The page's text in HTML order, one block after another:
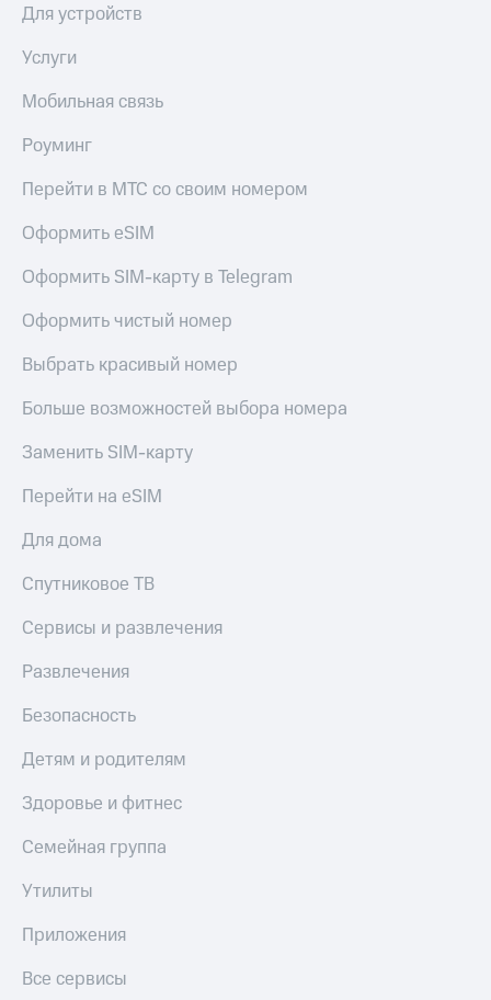
Для устройств
Услуги
Мобильная связь
Роуминг
Перейти в МТС со своим номером
Оформить eSIM
Оформить SIM-карту в Telegram
Оформить чистый номер
Выбрать красивый номер
Больше возможностей выбора номера
Заменить SIM-карту
Перейти на eSIM
Для дома
Спутниковое ТВ
Сервисы и развлечения
Развлечения
Безопасность
Детям и родителям
Здоровье и фитнес
Семейная группа
Утилиты
Приложения
Все сервисы